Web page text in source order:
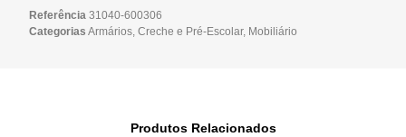
Referência31040-600306
Categorias Armários ,Creche e Pré-Escolar, Mobiliário
Produtos Relacionados